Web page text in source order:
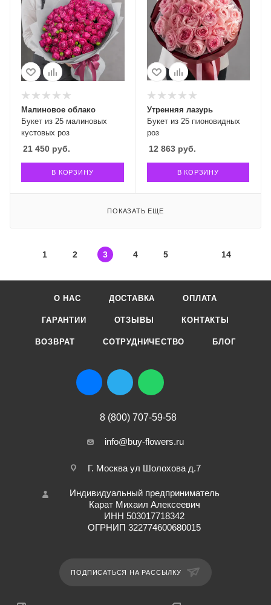
Букет из 25 малиновых
кустовых роз
Малиновое облако
21 450 руб.
В КОРЗИНУ
Букет из 25 пионовидных
роз
Утренняя лазурь
12 863руб.
В КОРЗИНУ
ПОКАЗАТЬ ЕЩЕ
1 2 3 4 5 14
О НАС ДОСТАВКА ОПЛАТА
ГАРАНТИИ ОТЗЫВЫ КОНТАКТЫ
ВОЗВРАТ СОТРУДНИЧЕСТВО БЛОГ
8 (800) 707-59-58
info@buy-flowers.ru
Г. Москва ул Шолохова д.7
Индивидуальный предприниматель
Карат Михаил Алексеевич
ИНН 503017718342
ОГРНИП 322774600680015
ПОДПИСАТЬСЯ НА РАССЫЛКУ